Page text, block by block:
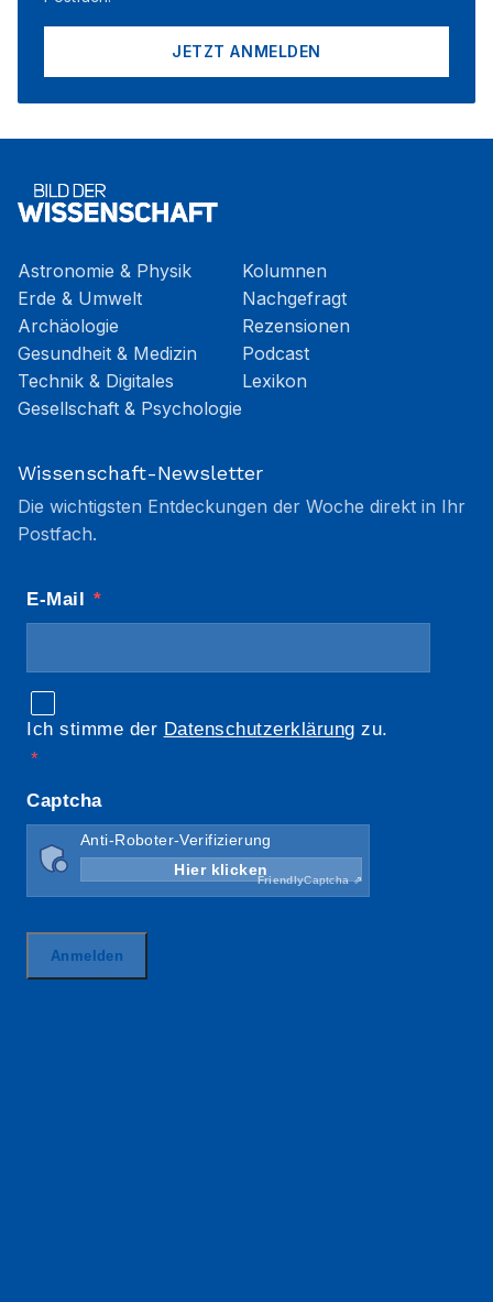
JETZT ANMELDEN
Astronomie & Physik
Erde & Umwelt
Archäologie
Gesundheit & Medizin
Technik & Digitales
Gesellschaft & Psychologie
Kolumnen
Nachgefragt
Rezensionen
Podcast
Lexikon
Wissenschaft-Newsletter
Die wichtigsten Entdeckungen der Woche direkt in Ihr
Postfach.